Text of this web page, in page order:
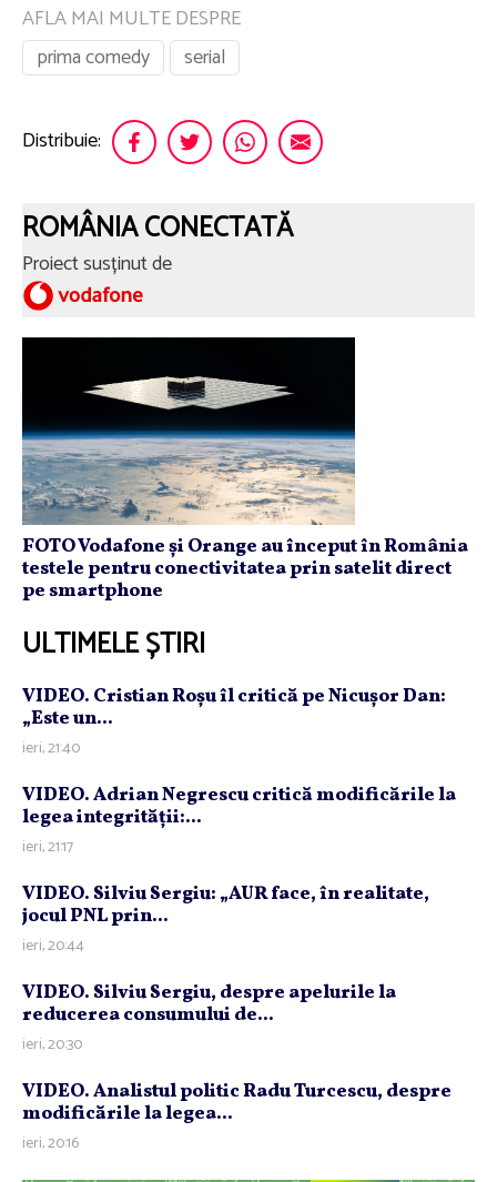
AFLA MAI MULTE DESPRE
prima comedy
serial
Distribuie:
ROMÂNIA CONECTATĂ
Proiect susținut de
FOTO Vodafone și Orange au început în România
testele pentru conectivitatea prin satelit direct
pe smartphone
ULTIMELE ȘTIRI
VIDEO. Cristian Roşu îl critică pe Nicuşor Dan:
„Este un...
ieri, 21:40
VIDEO. Adrian Negrescu critică modificările la
legea integrităţii:...
ieri, 21:17
VIDEO. Silviu Sergiu: „AUR face, în realitate,
jocul PNL prin...
ieri, 20:44
VIDEO. Silviu Sergiu, despre apelurile la
reducerea consumului de...
ieri, 20:30
VIDEO. Analistul politic Radu Turcescu, despre
modificările la legea...
ieri, 20:16